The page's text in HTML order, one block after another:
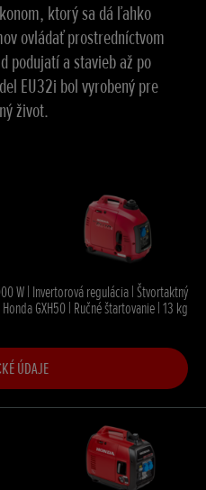
ktorý sa dá ľahko
ovládať prostredníctvom
podujatí a stavieb až po
EU32i bol vyrobený pre
život.
W | Invertorová regulácia | Štvortaktný
GXH50 | Ručné štartovanie | 13 kg
ÚDAJE